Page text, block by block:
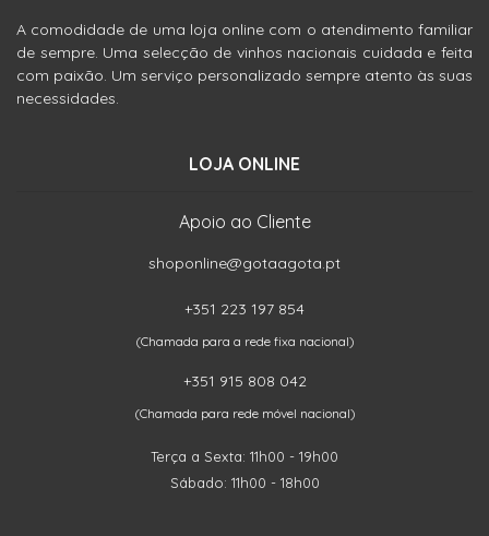
A comodidade de uma loja online com o atendimento familiar
de sempre. Uma selecção de vinhos nacionais cuidada e feita
com paixão. Um serviço personalizado sempre atento às suas
necessidades.
LOJA ONLINE
Apoio ao Cliente
shoponline@gotaagota.pt
+351 223 197 854
(Chamada para a rede fixa nacional)
+351 915 808 042
(Chamada para rede móvel nacional)
Terça a Sexta: 11h00 - 19h00
Sábado: 11h00 - 18h00